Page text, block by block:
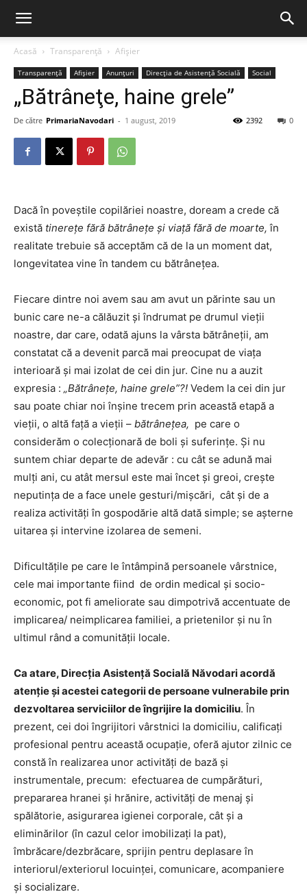
Acasă Transparență Afișier
Transparență Afișier Anunțuri Direcția de Asistență Socială Social
„Bătrâneţe, haine grele”
De către PrimariaNavodari - 1 august, 2019 0
2392
Dacă în poveştile copilăriei noastre, doream a crede că
există tinereţe fără bătrâneţe şi viaţă fără de moarte, în
realitate trebuie să acceptăm că de la un moment dat,
longevitatea vine în tandem cu bătrâneţea.
Fiecare dintre noi avem sau am avut un părinte sau un
bunic care ne-a călăuzit şi îndrumat pe drumul vieţii
noastre, dar care, odată ajuns la vârsta bătrâneţii, am
constatat că a devenit parcă mai preocupat de viaţa
interioară şi mai izolat de cei din jur. Cine nu a auzit
expresia : „Bătrâneţe, haine grele”?! Vedem la cei din jur
sau poate chiar noi înşine trecem prin această etapă a
vieţii, o altă faţă a vieţii – bătrâneţea, pe care o
considerăm o colecţionară de boli şi suferinţe. Şi nu
suntem chiar departe de adevăr : cu cât se adună mai
mulţi ani, cu atât mersul este mai încet şi greoi, creşte
neputinţa de a face unele gesturi/mişcări, cât şi de a
realiza activităţi în gospodărie altă dată simple; se aşterne
uitarea şi intervine izolarea de semeni.
Dificultăţile pe care le întâmpină persoanele vârstnice,
cele mai importante fiind de ordin medical şi socio-
economic, pot fi ameliorate sau dimpotrivă accentuate de
implicarea/ neimplicarea familiei, a prietenilor şi nu în
ultimul rând a comunităţii locale.
Ca atare, Direcţia Asistenţă Socială Năvodari acordă
atenţie şi acestei categorii de persoane vulnerabile prin
dezvoltarea serviciilor de îngrijire la domiciliu. În
prezent, cei doi îngrijitori vârstnici la domiciliu, calificaţi
profesional pentru această ocupaţie, oferă ajutor zilnic ce
constă în realizarea unor activităţi de bază şi
instrumentale, precum: efectuarea de cumpărături,
prepararea hranei şi hrănire, activităţi de menaj şi
spălătorie, asigurarea igienei corporale, cât şi a
eliminărilor (în cazul celor imobilizaţi la pat),
îmbrăcare/dezbrăcare, sprijin pentru deplasare în
interiorul/exteriorul locuinţei, comunicare, acompaniere
şi socializare.